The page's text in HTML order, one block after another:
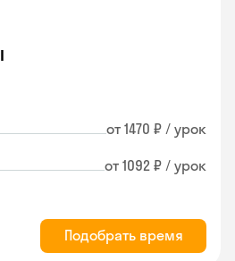
от 1470 ₽ / урок
от 1092 ₽ / урок
Подобрать время